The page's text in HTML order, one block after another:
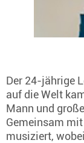
Der 24-jährige
auf die Welt
Mann und
Gemeinsam
musiziert,